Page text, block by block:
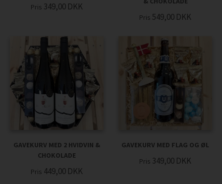
Pris 349,00 DKK
Pris 549,00 DKK
GAVEKURV MED 2 HVIDVIN &
CHOKOLADE
Pris 449,00 DKK
GAVEKURV MED FLAG OG ØL
Pris 349,00 DKK